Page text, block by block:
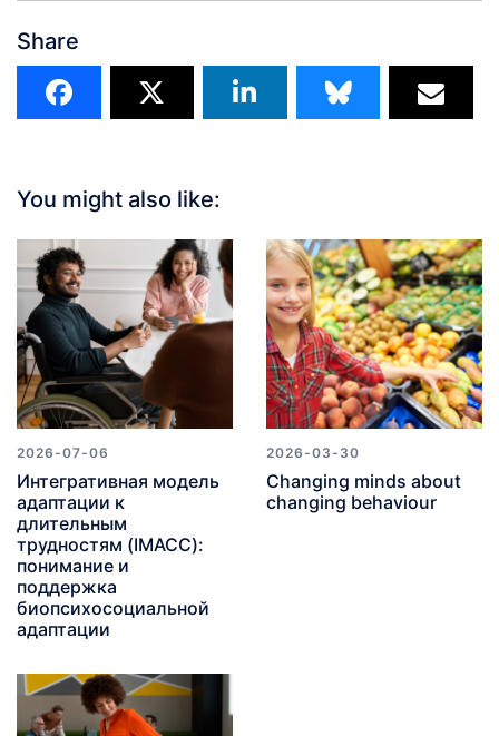
Share
You might also like:
2026-07-06
Интегративная модель
адаптации к
длительным
трудностям (IMACC):
понимание и
поддержка
биопсихосоциальной
адаптации
2026-03-30
Changing minds about
changing behaviour